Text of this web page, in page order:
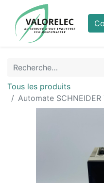
Tous les produits
Automate SCHNEIDER